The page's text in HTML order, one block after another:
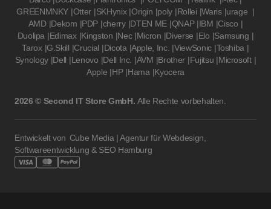
GREENMNKY |Otter |SKHynix |Origin |poly |Rollei |Waris |urage |
AMD |Dekom |PDP |cherry |DTEN ME |QNAP |IBM |Cisco |
Duolipa |Edimax |Kingston |Nec |Micron |Diverse |Elo |Samsung |
Tarox |G.Skill |Crucial |Dicota |Apple, Inc. |ViewSonic |Toshiba |
Synology |Dell |Lenovo |Dell Inc. |AVM |Brother |Fujitsu |Microsoft |
Apple |HP |Hama |Kyocera
2026 © Second IT Store GmbH. Alle Rechte vorbehalten.
Entwickelt von Cube Media | Agentur für Webdesign,
Softwareentwicklung & SEO Hamburg